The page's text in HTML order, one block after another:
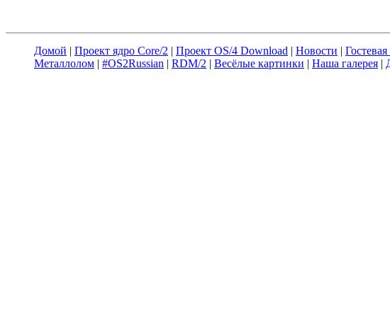
Домой | Проект ядро Core/2 | Проект OS/4 Download | Новости |
Металлолом | #OS2Russian | RDM/2 | Весёлые картинки | Наша галерея |